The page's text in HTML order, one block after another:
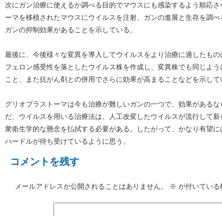
次にガン治療に使えるか調べる目的でマウスにも感染するよう順応
ーマを移植されたマウスにウイルスを注射、ガンの進展と生存を調
ガンの抑制効果があることを示している。
最後に、今後様々な変異を導入してウイルスをより治療に適したも
フェロン感受性を落としたウイルス株を作成し、変異株でも同じよ
こと、また抗がん剤との併用でさらに効果が高まることなどを示して
グリオブラストーマは今も治療が難しいガンの一つで、効果がある
だ、ウイルスを用いる治療法は、人工改変したウイルスが流行して
衆衛生学的な懸念を払拭する必要がある。したがって、かなり有望
ハードルが待ち受けているように思う。
コメントを残す
メールアドレスが公開されることはありません。 ※ が付いてい